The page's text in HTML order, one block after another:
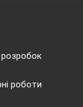
печатка,
влади або
заклад
академії
розробок
роботи